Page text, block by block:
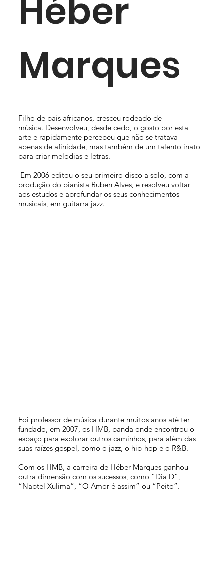
Héber
Marques
Filho de pais africanos, cresceu rodeado de
música. Desenvolveu, desde cedo, o gosto por esta
arte e rapidamente percebeu que não se tratava
apenas de afinidade, mas também de um talento inato
para criar melodias e letras.
Em 2006 editou o seu primeiro disco a solo, com a
produção do pianista Ruben Alves, e resolveu voltar
aos estudos e aprofundar os seus conhecimentos
musicais, em guitarra jazz.
Foi professor de música durante muitos anos até ter
fundado, em 2007, os HMB, banda onde encontrou o
espaço para explorar outros caminhos, para além das
suas raízes gospel, como o jazz, o hip-hop e o R&B.
Com os HMB, a carreira de Héber Marques ganhou
outra dimensão com os sucessos, como “Dia D”,
“Naptel Xulima”, “O Amor é assim” ou “Peito”.